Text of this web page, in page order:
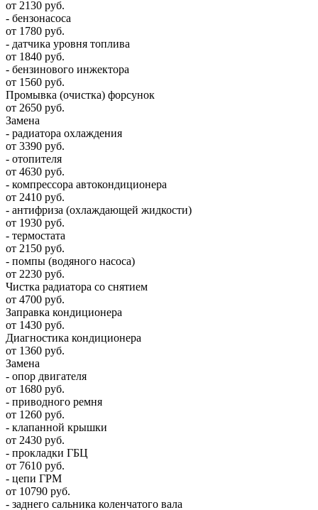
от 2130 руб.
- бензонасоса
от 1780 руб.
- датчика уровня топлива
от 1840 руб.
- бензинового инжектора
от 1560 руб.
Промывка (очистка) форсунок
от 2650 руб.
Замена
- радиатора охлаждения
от 3390 руб.
- отопителя
от 4630 руб.
- компрессора автокондиционера
от 2410 руб.
- антифриза (охлаждающей жидкости)
от 1930 руб.
- термостата
от 2150 руб.
- помпы (водяного насоса)
от 2230 руб.
Чистка радиатора со снятием
от 4700 руб.
Заправка кондиционера
от 1430 руб.
Диагностика кондиционера
от 1360 руб.
Замена
- опор двигателя
от 1680 руб.
- приводного ремня
от 1260 руб.
- клапанной крышки
от 2430 руб.
- прокладки ГБЦ
от 7610 руб.
- цепи ГРМ
от 10790 руб.
- заднего сальника коленчатого вала